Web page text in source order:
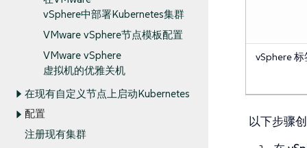
vSphere中部署Kubernetes集群
VMware vSphere节点模板配置
VMware vSphere
虚拟机的优雅关机
在现有自定义节点上启动Kubernetes
配置
注册现有集群
vSphere 标
以下步骤